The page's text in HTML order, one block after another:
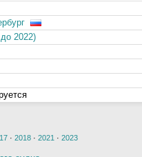
2022)
· 2018 · 2021 · 2023